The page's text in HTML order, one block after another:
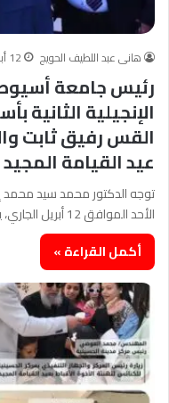
هانى عبد اللطيف الحويج 12 أبريل، 2026
رئيس جامعة أسيوط
الإنجيلية الثانية
القس رفيق ثابت
عيد القيامة المجيد
توجه الدكتور محمد سيد محمد
الأحد الموافق 12 أبريل الجاري، يرافقه الدكتور أحمد المنشاوي،…
أكمل القراءة »